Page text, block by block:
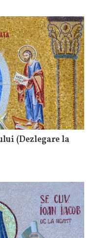
(Dezlegare la